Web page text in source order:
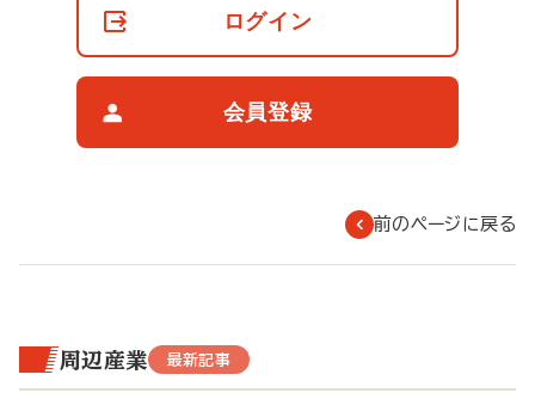
ログイン
会員登録
前のページに戻る
周辺産業 最新記事